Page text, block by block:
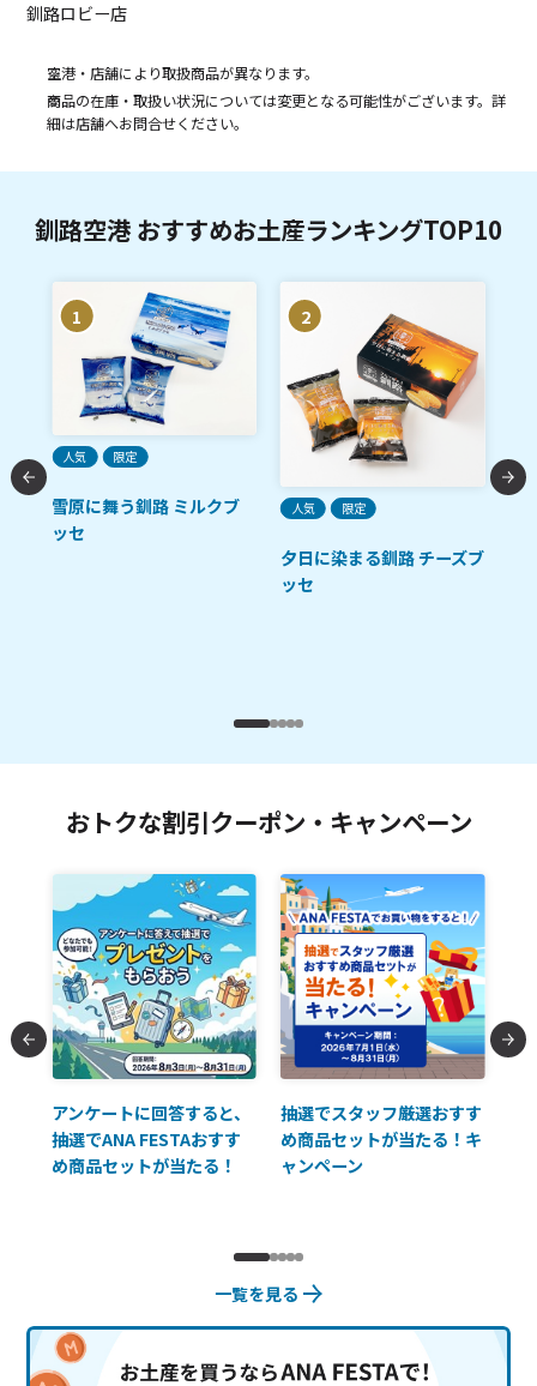
釧路ロビー店
空港・店舗により取扱商品が異なります。
商品の在庫・取扱い状況については変更となる可能性がございます。詳
細は店舗へお問合せください。
釧路空港 おすすめお土産ランキングTOP10
1
人気 限定
雪原に舞う釧路 ミルクブ
ッセ
2
人気 限定
夕日に染まる釧路 チーズブ
ッセ
た
おトクな割引クーポン・キャンペーン
アンケートに回答すると、
抽選でANA FESTAおすす
め商品セットが当たる！
抽選でスタッフ厳選おすす
め商品セットが当たる！キ
ャンペーン
一覧を見る